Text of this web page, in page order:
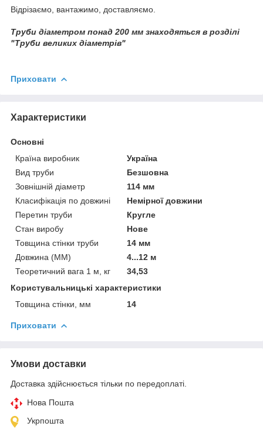
Відрізаємо, вантажимо, доставляємо.
Труби діаметром понад 200 мм знаходяться в розділі
"Труби великих діаметрів"
Приховати
Характеристики
Основні
Країна виробник
Україна
Вид труби
Безшовна
Зовнішній діаметр
114 мм
Класифікація по довжині
Немірної довжини
Перетин труби
Кругле
Стан виробу
Нове
Товщина стінки труби
14 мм
Довжина (ММ)
4...12 м
Теоретичний вага 1 м, кг
34,53
Користувальницькі характеристики
Товщина стінки, мм
14
Приховати
Умови доставки
Доставка здійснюється тільки по передоплаті.
Нова Пошта
Укрпошта